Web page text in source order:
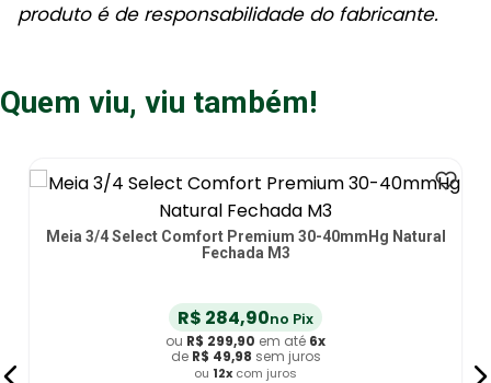
produto é de responsabilidade do fabricante.
Quem viu, viu também!
Meia 3/4 Select Comfort Premium 30-40mmHg Natural
Fechada M3
R$ 284,90no Pix
ou R$ 299,90 em até 6x
de R$ 49,98 sem juros
ou 12x com juros